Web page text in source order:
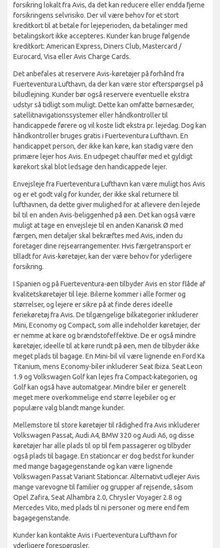
forsikring lokalt fra Avis, da det kan reducere eller endda fjerne
forsikringens selvrisiko. Der vil være behov for et stort
kreditkort til at betale for lejeperioden, da betalinger med
betalingskort ikke accepteres. Kunder kan bruge følgende
kreditkort: American Express, Diners Club, Mastercard /
Eurocard, Visa eller Avis Charge Cards.
Det anbefales at reservere Avis-køretøjer på forhånd fra
Fuerteventura Lufthavn, da der kan være stor efterspørgsel på
biludlejning. Kunder bør også reservere eventuelle ekstra
udstyr så tidligt som muligt. Dette kan omfatte børnesæder,
satellitnavigationssystemer eller håndkontroller til
handicappede førere og vil koste lidt ekstra pr. lejedag. Dog kan
håndkontroller bruges gratis i Fuerteventura Lufthavn. En
handicappet person, der ikke kan køre, kan stadig være den
primære lejer hos Avis. En udpeget chauffør med et gyldigt
kørekort skal blot ledsage den handicappede lejer.
Envejsleje fra Fuerteventura Lufthavn kan være muligt hos Avis
og er et godt valg for kunder, der ikke skal returnere til
lufthavnen, da dette giver mulighed for at aflevere den lejede
bil til en anden Avis-beliggenhed på øen. Det kan også være
muligt at tage en envejsleje til en anden Kanarisk Ø med
færgen, men detaljer skal bekræftes med Avis, inden du
foretager dine rejsearrangementer. Hvis færgetransport er
tilladt for Avis-køretøjer, kan der være behov for yderligere
forsikring.
I Spanien og på Fuerteventura-øen tilbyder Avis en stor flåde af
kvalitetskøretøjer til leje. Bilerne kommer i alle former og
størrelser, og lejere er sikre på at finde deres ideelle
feriekøretøj fra Avis. De tilgængelige bilkategorier inkluderer
Mini, Economy og Compact, som alle indeholder køretøjer, der
er nemme at køre og brændstofeffektive. De er også mindre
køretøjer, ideelle til at køre rundt på øen, men de tilbyder ikke
meget plads til bagage. En Mini-bil vil være lignende en Ford Ka
Titanium, mens Economy-biler inkluderer Seat Ibiza. Seat Leon
1.9 og Volkswagen Golf kan lejes fra Compact-kategorien, og
Golf kan også have automatgear. Mindre biler er generelt
meget mere overkommelige end større lejebiler og er
populære valg blandt mange kunder.
Mellemstore til store køretøjer til rådighed fra Avis inkluderer
Volkswagen Passat, Audi A4, BMW 320 og Audi A6, og disse
køretøjer har alle plads til op til fem passagerer og tilbyder
også plads til bagage. En stationcar er dog bedst for kunder
med mange bagagegenstande og kan være lignende
Volkswagen Passat Variant Stationcar. Alternativt udlejer Avis
mange varevogne til familier og grupper af rejsende, såsom
Opel Zafira, Seat Alhambra 2.0, Chrysler Voyager 2.8 og
Mercedes Vito, med plads til ni personer og mere end fem
bagagegenstande.
Kunder kan kontakte Avis i Fuerteventura Lufthavn for
yderligere forespørgsler.